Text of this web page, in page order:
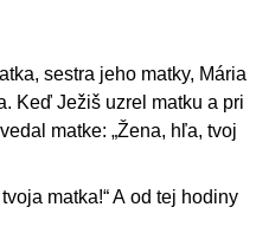
sestra jeho matky, Mária
Keď Ježiš uzrel matku a pri
matke: „Žena, hľa, tvoj
matka!“ A od tej hodiny